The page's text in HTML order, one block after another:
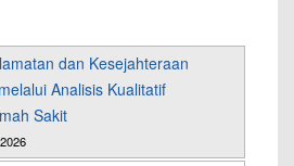
dan Kesejahteraan
Analisis Kualitatif
Sakit